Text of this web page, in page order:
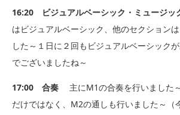
16:20 ビジュアルベーシック・ミュージッ
はビジュアルベーシック、他のセクション
した～１日に２回もビジュアルベーシック
でございましたね～
17:00 合奏
主にM1の合奏を行いました
だけではなく、M2の通しも行いました～（